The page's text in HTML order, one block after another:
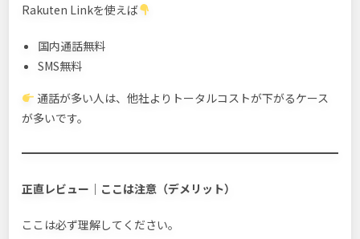
Rakuten Linkを使えば
国内通話無料
SMS無料
通話が多い人は、他社よりトータルコストが下がるケース
が多いです。
正直レビュー｜ここは注意（デメリット）
ここは必ず理解してください。